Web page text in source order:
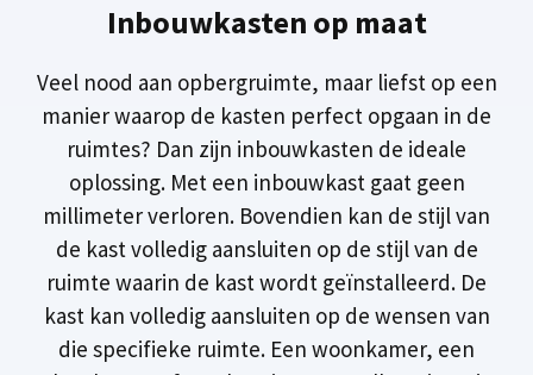
Inbouwkasten op maat
Veel nood aan opbergruimte, maar liefst op een
manier waarop de kasten perfect opgaan in de
ruimtes? Dan zijn inbouwkasten de ideale
oplossing. Met een inbouwkast gaat geen
millimeter verloren. Bovendien kan de stijl van
de kast volledig aansluiten op de stijl van de
ruimte waarin de kast wordt geïnstalleerd. De
kast kan volledig aansluiten op de wensen van
die specifieke ruimte. Een woonkamer, een